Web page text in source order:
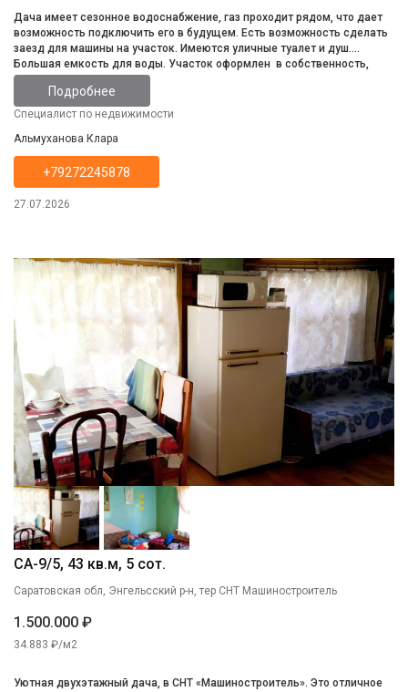
Дача имеет сезонное водоснабжение, газ проходит рядом, что дает
возможность подключить его в будущем. Есть возможность сделать
заезд для машины на участок. Имеются уличные туалет и душ.
Большая емкость для воды. Участок оформлен в собственность,
сделано межевание.
Подробнее
Специалист по недвижимости
Альмуханова Клара
+79272245878
27.07.2026
СА-9/5, 43 кв.м, 5 сот.
Саратовская обл, Энгельсский р-н, тер СНТ Машиностроитель
1.500.000 ₽
34.883 ₽/м2
Уютная двухэтажный дача, в СНТ «Машиностроитель». Это отличное